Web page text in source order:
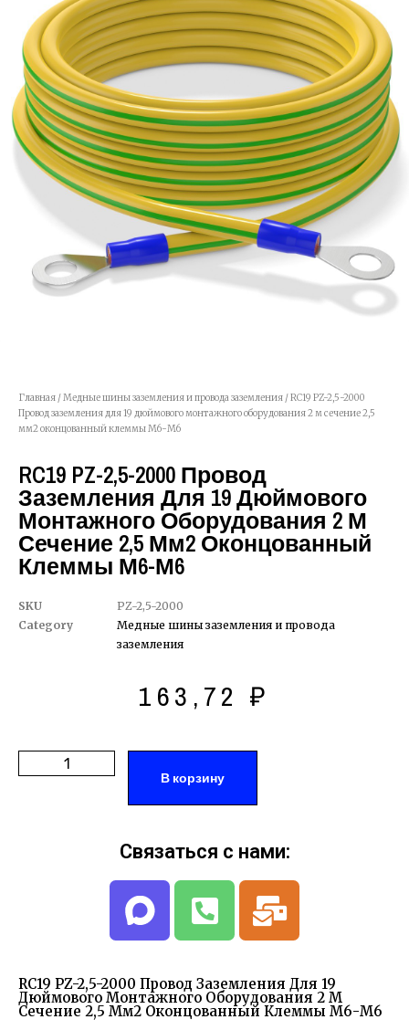
Главная /Медные шины заземления и провода заземления / RC19 PZ-2,5-2000
Провод заземления для 19 дюймового монтажного оборудования 2 м сечение 2,5
мм2 оконцованный клеммы М6-М6
RC19 PZ-2,5-2000 Провод
Заземления Для 19 Дюймового
Монтажного Оборудования 2 М
Сечение 2,5 Мм2 Оконцованный
Клеммы М6-М6
SKU
PZ-2,5-2000
Category
Медные шины заземления и провода
заземления
163,72₽
В корзину
RC19 PZ-2,5-2000 Провод Заземления Для 19
Дюймового Монтажного Оборудования 2 М
Сечение 2,5 Мм2 Оконцованный Клеммы М6-М6
Связаться с нами: